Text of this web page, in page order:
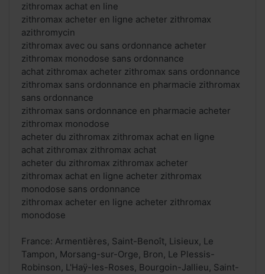
zithromax achat en line
zithromax acheter en ligne acheter zithromax
azithromycin
zithromax avec ou sans ordonnance acheter
zithromax monodose sans ordonnance
achat zithromax acheter zithromax sans ordonnance
zithromax sans ordonnance en pharmacie zithromax
sans ordonnance
zithromax sans ordonnance en pharmacie acheter
zithromax monodose
acheter du zithromax zithromax achat en ligne
achat zithromax zithromax achat
acheter du zithromax zithromax acheter
zithromax achat en ligne acheter zithromax
monodose sans ordonnance
zithromax acheter en ligne acheter zithromax
monodose
France: Armentières, Saint-Benoît, Lisieux, Le
Tampon, Morsang-sur-Orge, Bron, Le Plessis-
Robinson, L'Haÿ-les-Roses, Bourgoin-Jallieu, Saint-